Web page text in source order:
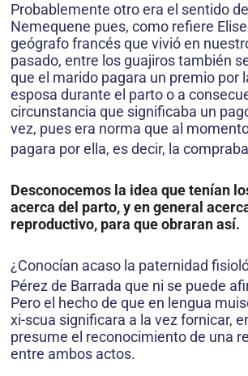
Probablemente otro era el sentido
Nemequene pues, como refiere
geógrafo francés que vivió en
pasado, entre los guajiros también
que el marido pagara un premio por
esposa durante el parto o a
circunstancia que significaba un
vez, pues era norma que al
pagara por ella, es decir, la compraba
Desconocemos la idea que tenían
acerca del parto, y en general
reproductivo, para que obraran así.
¿Conocían acaso la paternidad
Pérez de Barrada que ni se puede
Pero el hecho de que en lengua
xi-scua significara a la vez fornicar,
presume el reconocimiento de una
entre ambos actos.